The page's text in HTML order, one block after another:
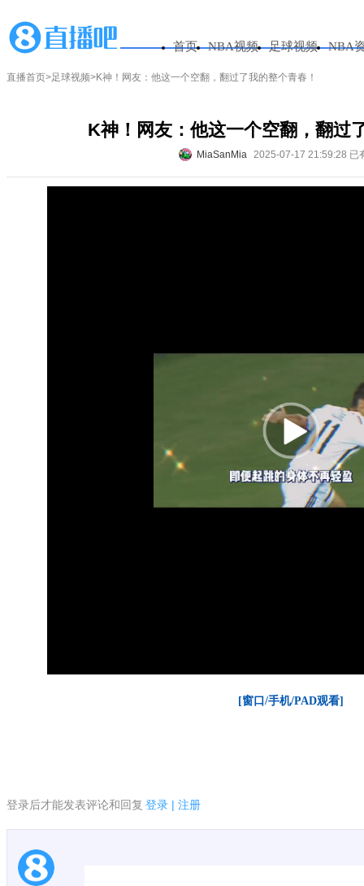
首页 NBA视频 足球视频 NBA
直播首页>足球视频>K神！网友：他这一个空翻，翻过了我的整个青春！
K神！网友：他这一个空翻，翻过
MiaSanMia 2025-07-17 21:59:28 已
[窗口/手机/PAD观看]
登录后才能发表评论和回复 登录 | 注册